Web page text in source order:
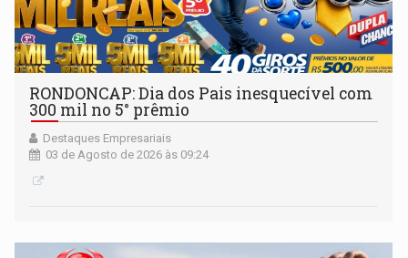
RONDONCAP: Dia dos Pais inesquecível com
300 mil no 5° prêmio
Destaques Empresariais
03 de Agosto de 2026 às 09:24